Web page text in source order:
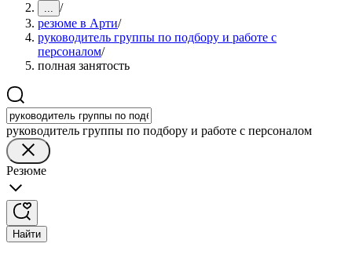
... /
резюме в Арти/
руководитель группы по подбору и работе с
персоналом/
полная занятость
руководитель группы по подбору и работе с персоналом
Резюме
Найти